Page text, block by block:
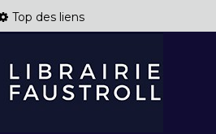
Top des liens